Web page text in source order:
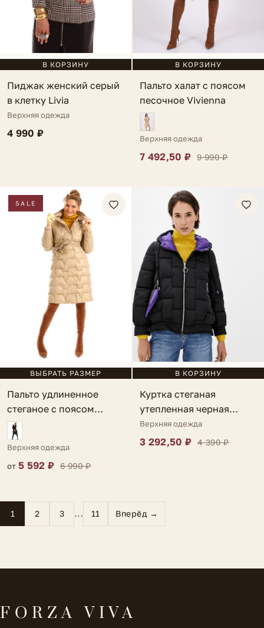
В КОРЗИНУ
Пиджак женский серый
в клетку Livia
Верхняя одежда
4 990 ₽
В КОРЗИНУ
Пальто халат с поясом
песочное Vivienna
Верхняя одежда
7 492,50 ₽ 9 990 ₽
SALE
ВЫБРАТЬ РАЗМЕР
Пальто удлиненное
стеганое с поясом
бежевое Ispani
Верхняя одежда
от 5 592 ₽ 6 990 ₽
В КОРЗИНУ
Куртка стеганая
утепленная черная
Cosmini
Верхняя одежда
3 292,50 ₽ 4 390 ₽
1 2 3 … 11 Вперёд →
FORZA VIVA